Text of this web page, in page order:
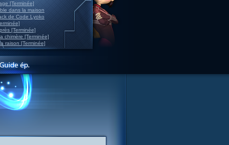
[Terminée]
dans la maison
de Code Lyoko
[Terminée]
chimère [Terminée]
raison [Terminée]